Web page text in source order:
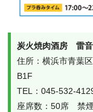
炭火焼肉酒房　雷
住所：横浜市青葉
B1F
TEL：045-532-
座席数：50席　禁